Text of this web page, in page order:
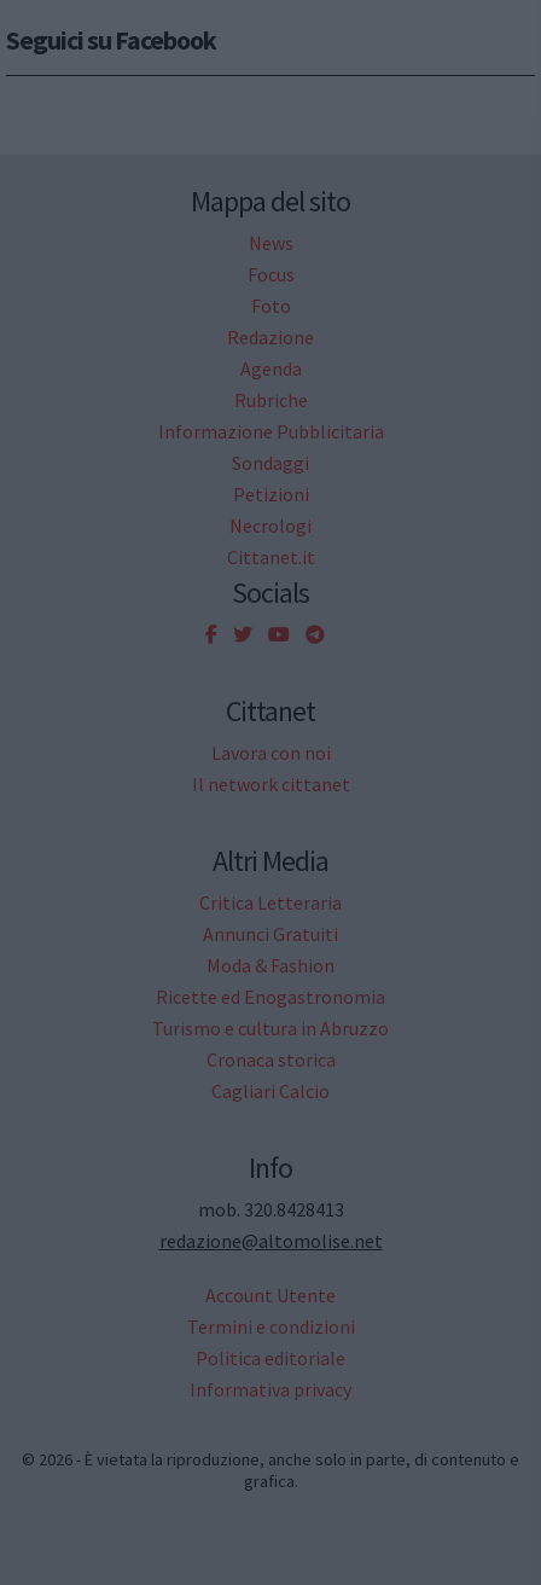
Seguici su Facebook
Mappa del sito
News
Focus
Foto
Redazione
Agenda
Rubriche
Informazione Pubblicitaria
Sondaggi
Petizioni
Necrologi
Cittanet.it
Socials
Cittanet
Lavora con noi
Il network cittanet
Altri Media
Critica Letteraria
Annunci Gratuiti
Moda & Fashion
Ricette ed Enogastronomia
Turismo e cultura in Abruzzo
Cronaca storica
Cagliari Calcio
Info
mob. 320.8428413
redazione@altomolise.net
Account Utente
Termini e condizioni
Politica editoriale
Informativa privacy
© 2026 - È vietata la riproduzione, anche solo in parte, di contenuto e
grafica.